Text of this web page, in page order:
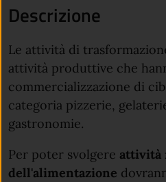
Descrizione
Le attività di
attività produttive che
commercializzazione di
categoria pizzerie,
gastronomie.
Per poter svolgere attività
dell'alimentazione